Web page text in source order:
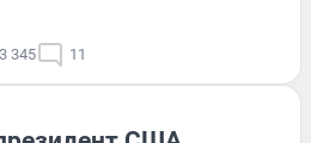
3 345 11